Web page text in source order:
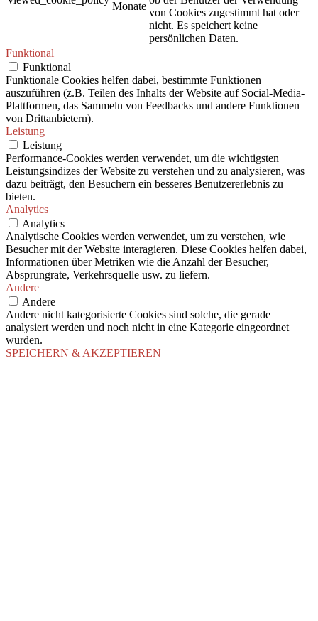
Monate
von Cookies zugestimmt hat oder
nicht. Es speichert keine
persönlichen Daten.
Funktional
Funktional
Funktionale Cookies helfen dabei, bestimmte Funktionen
auszuführen (z.B. Teilen des Inhalts der Website auf Social-Media-
Plattformen, das Sammeln von Feedbacks und andere Funktionen
von Drittanbietern).
Leistung
Leistung
Performance-Cookies werden verwendet, um die wichtigsten
Leistungsindizes der Website zu verstehen und zu analysieren, was
dazu beiträgt, den Besuchern ein besseres Benutzererlebnis zu
bieten.
Analytics
Analytics
Analytische Cookies werden verwendet, um zu verstehen, wie
Besucher mit der Website interagieren. Diese Cookies helfen dabei,
Informationen über Metriken wie die Anzahl der Besucher,
Absprungrate, Verkehrsquelle usw. zu liefern.
Andere
Andere
Andere nicht kategorisierte Cookies sind solche, die gerade
analysiert werden und noch nicht in eine Kategorie eingeordnet
wurden.
SPEICHERN & AKZEPTIEREN